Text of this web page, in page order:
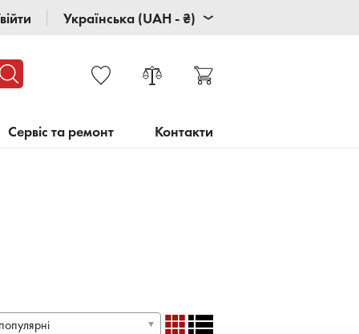
Українська (UAH - ₴)
Сервіс та ремонт Контакти
популярні